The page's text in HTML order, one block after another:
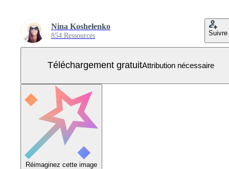
Nina Koshelenko
854 Ressources Suivre
Téléchargement gratuitAttribution nécessaire
Réimaginez cette image